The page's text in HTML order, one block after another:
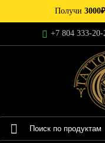
Получи 3000₽
+7 804 333-